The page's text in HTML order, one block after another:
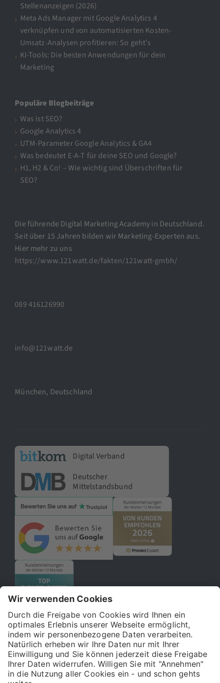
Stellenanzeigen (2026)
Meta Ads Manager mit Google Analytics 4
verknüpfen und von automatisierten Kosten-
Umsatz-Analysen profitieren: So geht’s
KI-Tools: Die besten Anwendungen für dein
Marketing
Populäre Blogbeiträge
Was ist SEO?
Google Analytics 4
UTM-Parameter Google Analytics & GA4
Was bedeutet E-A-T für deine SEO und Google?
H1, H2 & Co! – Wie wichtig sind Überschriften für
SEO?
Die führende Digital Marketing Academy in Deutschland.
Seit über 15 Jahren bilden wir Marketing-Experten aus.
Hier mehr zu uns
https://www.121watt.de/fakten/121watt-gmbh/
089 416126990
info@121watt.de
München, Deutschland
Digital Verband
Deutscher
Mittelstandsbund
© 2026 121WATT GmbH